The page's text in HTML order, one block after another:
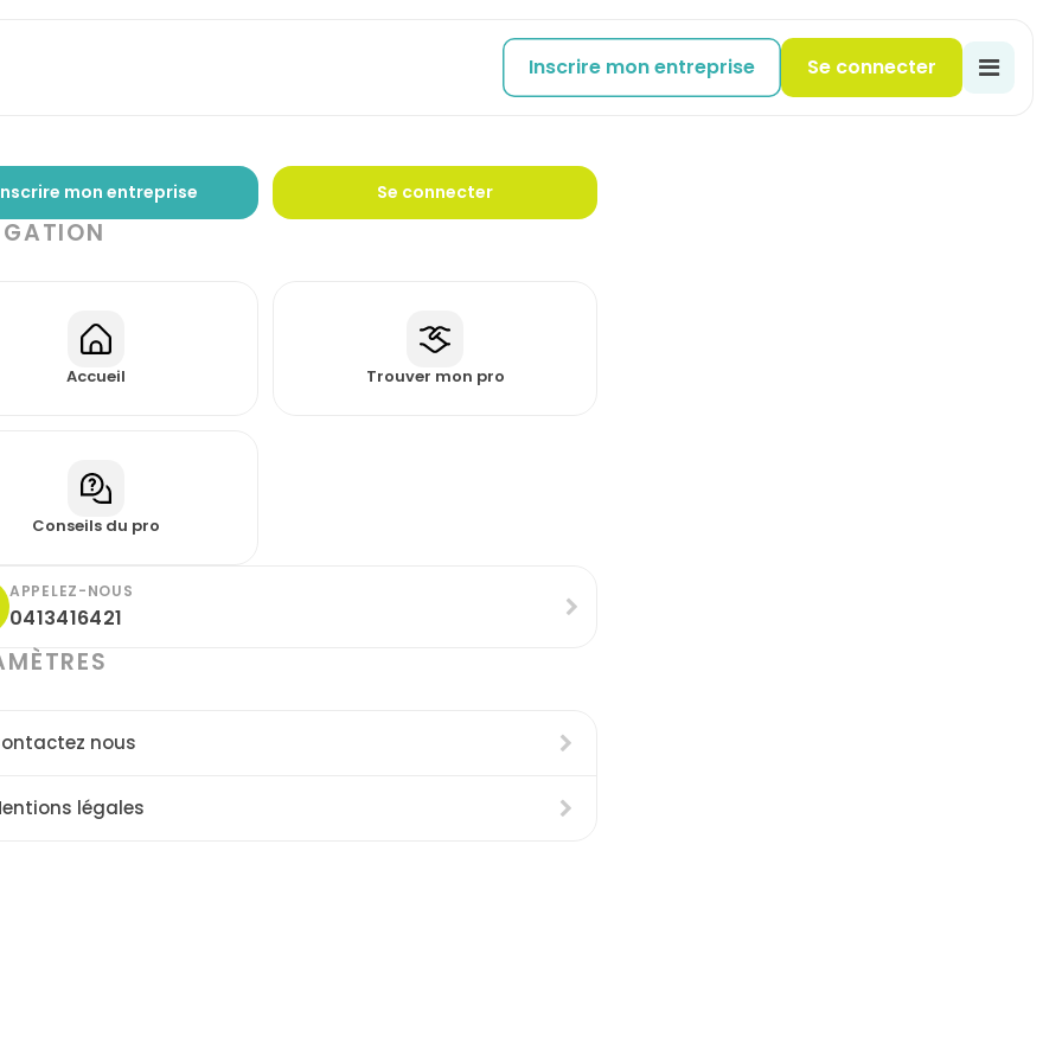
Inscrire mon entreprise Se connecter
mon entreprise Se connecter
Accueil Trouver mon pro
Conseils du pro
APPELEZ-NOUS
0413416421
nous
légales